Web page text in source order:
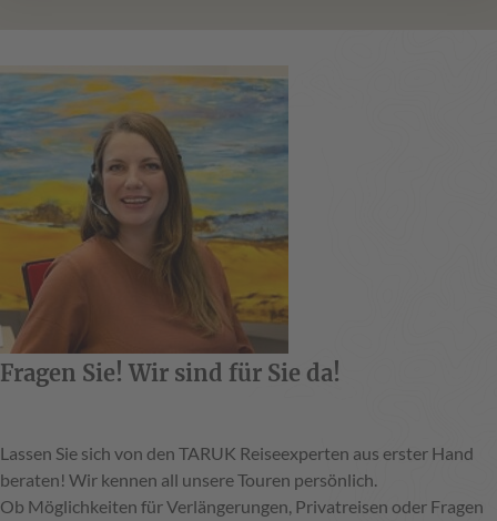
Fragen Sie! Wir sind für Sie da!
Lassen Sie sich von den TARUK Reiseexperten aus erster Hand
beraten! Wir kennen all unsere Touren persönlich.
Ob Möglichkeiten für Verlängerungen, Privatreisen oder Fragen